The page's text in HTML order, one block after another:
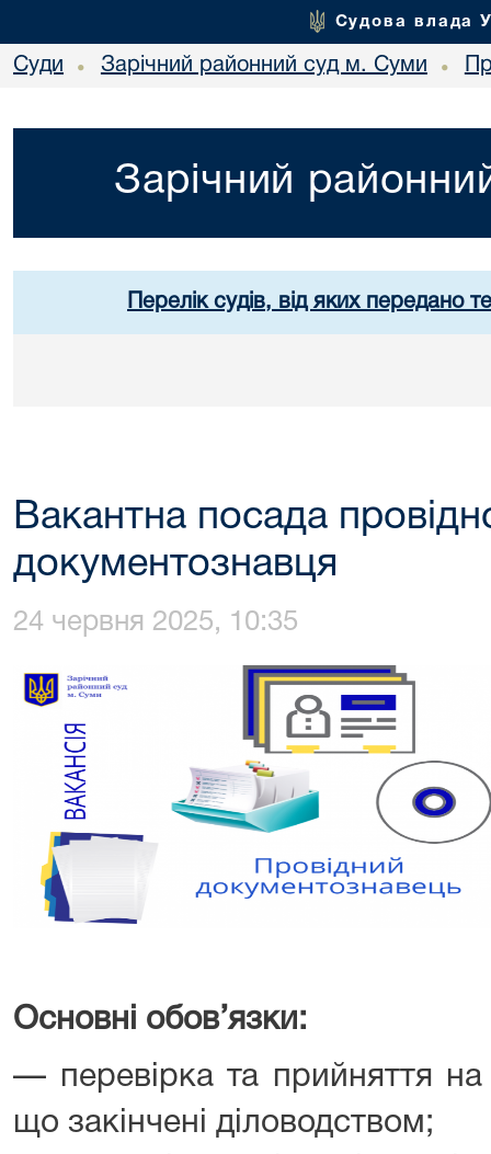
Судова влада
Суди • Зарічний районний суд м. Суми •
Зарічний
Перелік судів, від яких передано
Вакантна посада
документознавця
24 червня 2025, 10:35
Основні обов’язки:
— перевірка та прийняття на
що закінчені діловодством;